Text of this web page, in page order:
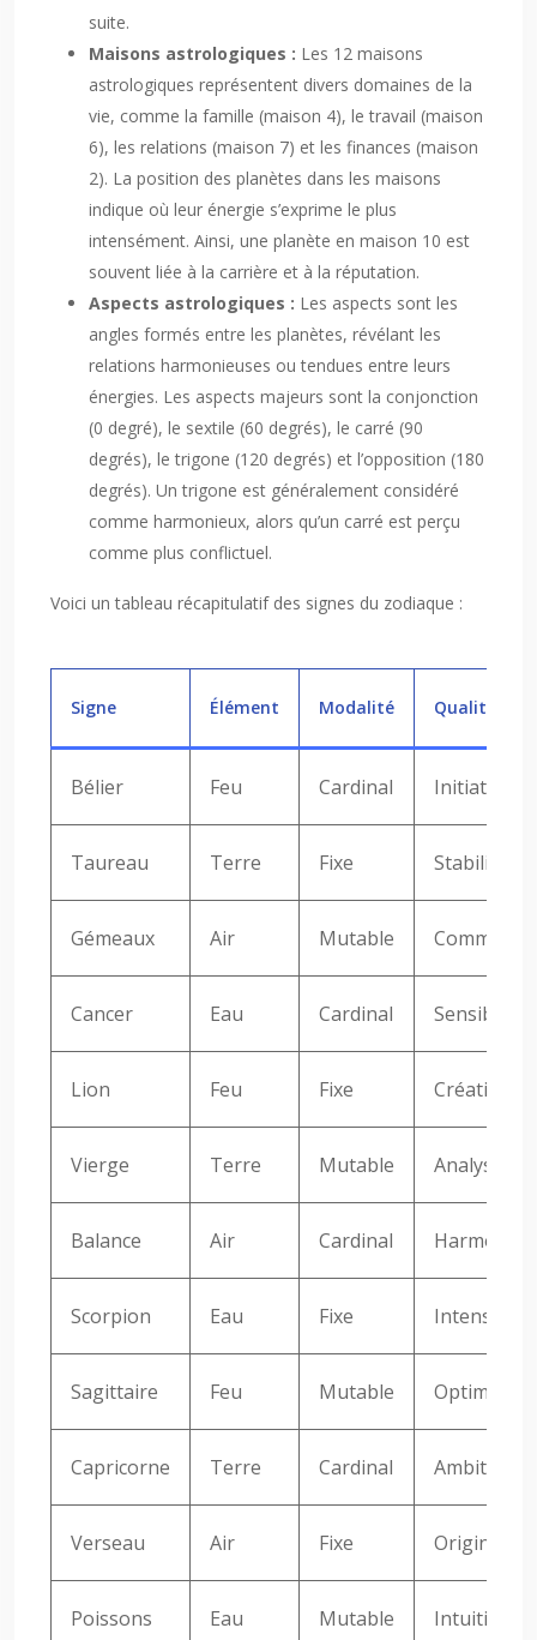
suite.
Maisons astrologiques : Les 12 maisons
astrologiques représentent divers domaines de la
vie, comme la famille (maison 4), le travail (maison
6), les relations (maison 7) et les finances (maison
2). La position des planètes dans les maisons
indique où leur énergie s’exprime le plus
intensément. Ainsi, une planète en maison 10 est
souvent liée à la carrière et à la réputation.
Aspects astrologiques : Les aspects sont les
angles formés entre les planètes, révélant les
relations harmonieuses ou tendues entre leurs
énergies. Les aspects majeurs sont la conjonction
(0 degré), le sextile (60 degrés), le carré (90
degrés), le trigone (120 degrés) et l’opposition (180
degrés). Un trigone est généralement considéré
comme harmonieux, alors qu’un carré est perçu
comme plus conflictuel.
Voici un tableau récapitulatif des signes du zodiaque :
Signe Élément Modalité Qualités
Bélier Feu Cardinal Initiative,
Taureau Terre Fixe Stabilité,
Gémeaux Air Mutable
Cancer Eau Cardinal
Lion Feu Fixe Créativité,
Vierge Terre Mutable Analyse,
Balance Air Cardinal Harmonie,
Scorpion Eau Fixe Intensité,
Sagittaire Feu Mutable
Capricorne Terre Cardinal Ambition,
Verseau Air Fixe Originalité,
Poissons Eau Mutable Intuition,